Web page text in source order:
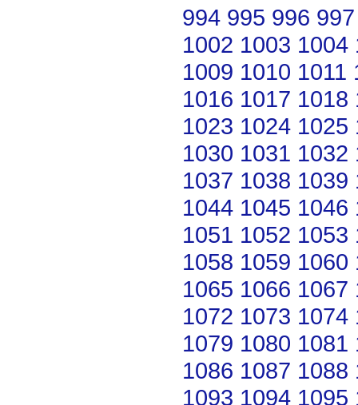
994 995 996 997
1002 1003 1004
1009 1010 1011
1016 1017 1018
1023 1024 1025
1030 1031 1032
1037 1038 1039
1044 1045 1046
1051 1052 1053
1058 1059 1060
1065 1066 1067
1072 1073 1074
1079 1080 1081
1086 1087 1088
1093 1094 1095